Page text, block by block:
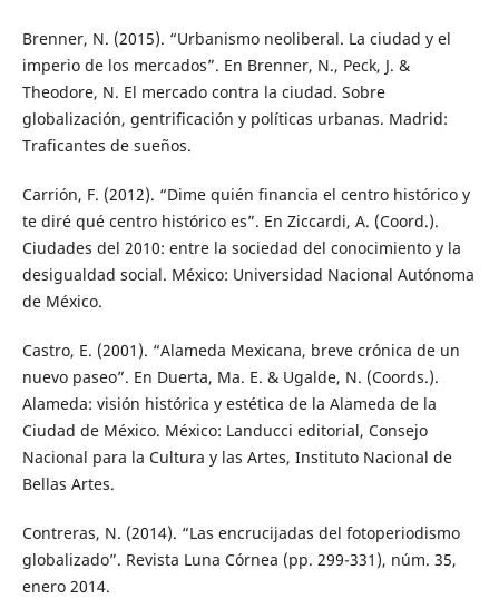
Brenner, N. (2015). “Urbanismo neoliberal. La ciudad y el
imperio de los mercados”. En Brenner, N., Peck, J. &
Theodore, N. El mercado contra la ciudad. Sobre
globalización, gentrificación y políticas urbanas. Madrid:
Traficantes de sueños.
Carrión, F. (2012). “Dime quién financia el centro histórico y
te diré qué centro histórico es”. En Ziccardi, A. (Coord.).
Ciudades del 2010: entre la sociedad del conocimiento y la
desigualdad social. México: Universidad Nacional Autónoma
de México.
Castro, E. (2001). “Alameda Mexicana, breve crónica de un
nuevo paseo”. En Duerta, Ma. E. & Ugalde, N. (Coords.).
Alameda: visión histórica y estética de la Alameda de la
Ciudad de México. México: Landucci editorial, Consejo
Nacional para la Cultura y las Artes, Instituto Nacional de
Bellas Artes.
Contreras, N. (2014). “Las encrucijadas del fotoperiodismo
globalizado”. Revista Luna Córnea (pp. 299-331), núm. 35,
enero 2014.